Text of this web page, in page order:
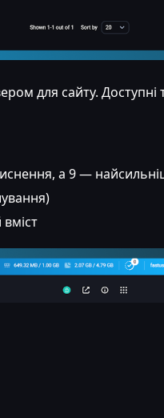
для сайту. Доступні
а 9 —